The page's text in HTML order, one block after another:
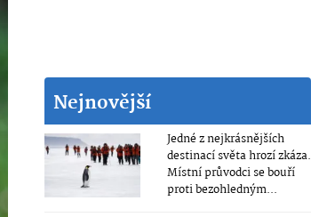
Nejnovější
Jedné z nejkrásnějších
destinací světa hrozí zkáza.
Místní průvodci se bouří
proti bezohledným...